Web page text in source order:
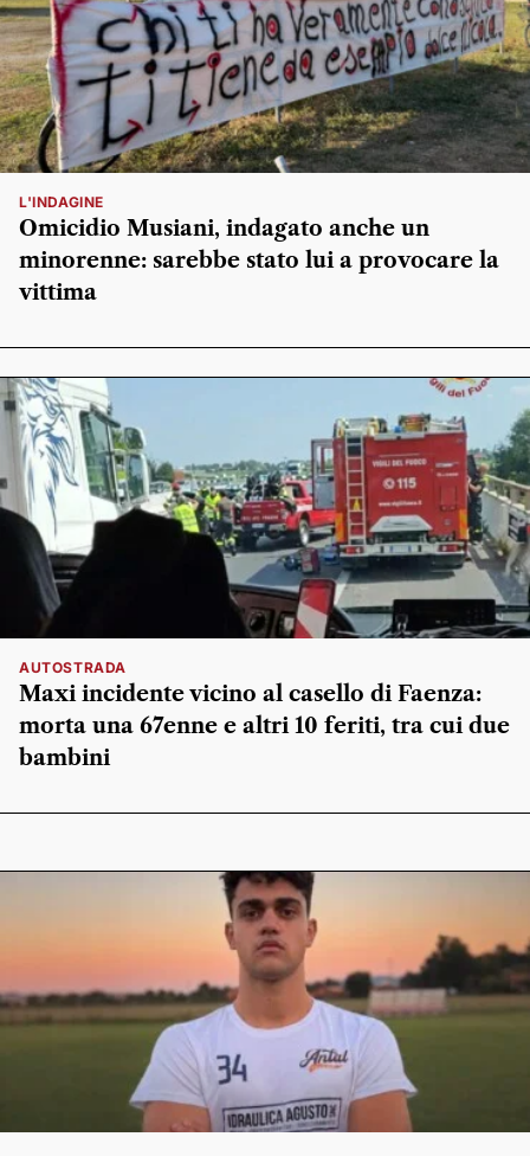
L'INDAGINE
Omicidio Musiani, indagato anche un
minorenne: sarebbe stato lui a provocare la
vittima
AUTOSTRADA
Maxi incidente vicino al casello di Faenza:
morta una 67enne e altri 10 feriti, tra cui due
bambini